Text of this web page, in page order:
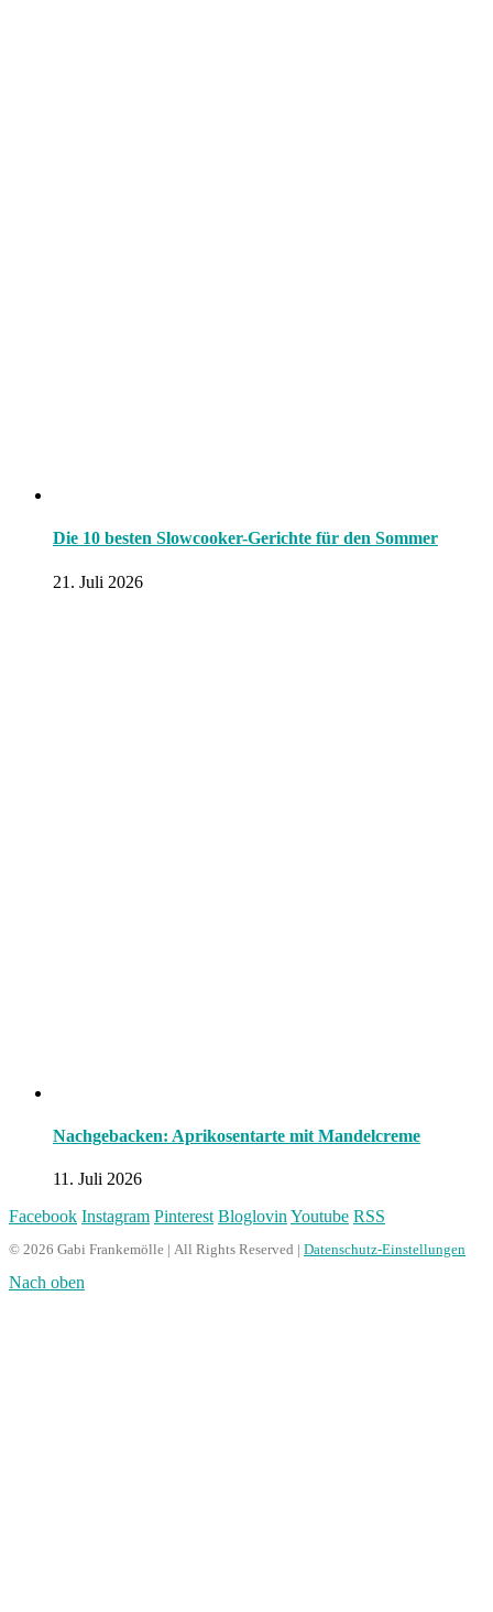
Die 10 besten Slowcooker-Gerichte für den Sommer
21. Juli 2026
Nachgebacken: Aprikosentarte mit Mandelcreme
11. Juli 2026
Facebook Instagram Pinterest Bloglovin Youtube RSS
© 2026 Gabi Frankemölle | All Rights Reserved | Datenschutz-Einstellungen
Nach oben